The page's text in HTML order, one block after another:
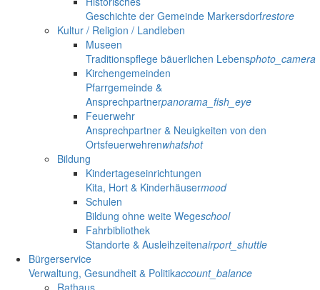
Geschichte der Gemeinde Markersdorfrestore
Kultur / Religion / Landleben
Museen
Traditionspflege bäuerlichen Lebensphoto_camera
Kirchengemeinden
Pfarrgemeinde &
Ansprechpartnerpanorama_fish_eye
Feuerwehr
Ansprechpartner & Neuigkeiten von den
Ortsfeuerwehrenwhatshot
Bildung
Kindertageseinrichtungen
Kita, Hort & Kinderhäusermood
Schulen
Bildung ohne weite Wegeschool
Fahrbibliothek
Standorte & Ausleihzeitenairport_shuttle
Bürgerservice
Verwaltung, Gesundheit & Politikaccount_balance
Rathaus